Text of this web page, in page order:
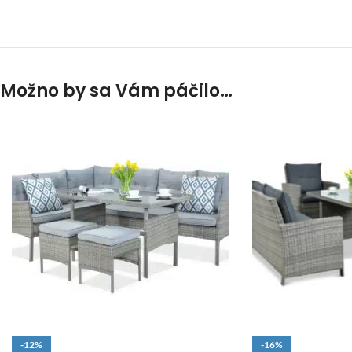
Možno by sa Vám páčilo…
-12% -16%